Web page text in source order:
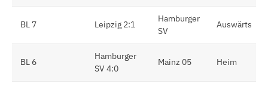
BL 7 Leipzig 2:1
Hamburger
SV
Auswärts
BL 6
Hamburger
SV 4:0
Mainz 05 Heim